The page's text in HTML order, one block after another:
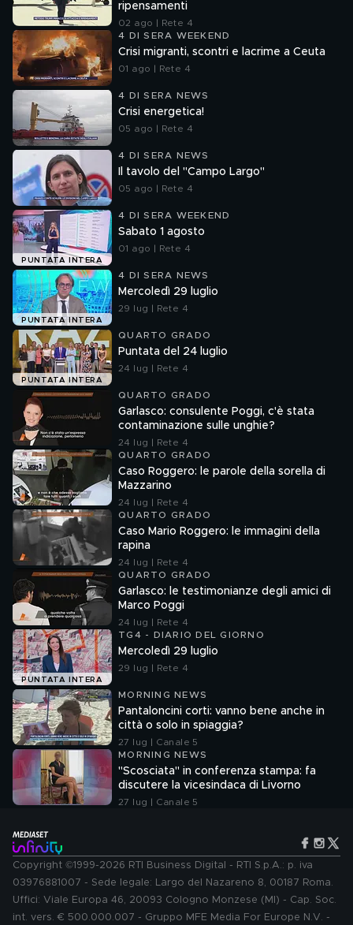
ripensamenti
02 ago | Rete 4
4 DI SERA WEEKEND
Crisi migranti, scontri e lacrime a Ceuta
01 ago | Rete 4
4 DI SERA NEWS
Crisi energetica!
05 ago | Rete 4
4 DI SERA NEWS
Il tavolo del "Campo Largo"
05 ago | Rete 4
PUNTATA INTERA
4 DI SERA WEEKEND
Sabato 1 agosto
01 ago | Rete 4
PUNTATA INTERA
4 DI SERA NEWS
Mercoledì 29 luglio
29 lug | Rete 4
PUNTATA INTERA
QUARTO GRADO
Puntata del 24 luglio
24 lug | Rete 4
QUARTO GRADO
Garlasco: consulente Poggi, c'è stata
contaminazione sulle unghie?
24 lug | Rete 4
QUARTO GRADO
Caso Roggero: le parole della sorella di
Mazzarino
24 lug | Rete 4
QUARTO GRADO
Caso Mario Roggero: le immagini della
rapina
24 lug | Rete 4
QUARTO GRADO
Garlasco: le testimonianze degli amici di
Marco Poggi
24 lug | Rete 4
PUNTATA INTERA
TG4 - DIARIO DEL GIORNO
Mercoledì 29 luglio
29 lug | Rete 4
MORNING NEWS
Pantaloncini corti: vanno bene anche in
città o solo in spiaggia?
27 lug | Canale 5
MORNING NEWS
"Scosciata" in conferenza stampa: fa
discutere la vicesindaca di Livorno
27 lug | Canale 5
Copyright ©1999-2026 RTI Business Digital - RTI S.p.A.: p. iva
03976881007 - Sede legale: Largo del Nazareno 8, 00187 Roma.
Uffici: Viale Europa 46, 20093 Cologno Monzese (MI) - Cap. Soc.
int. vers. € 500.000.007 - Gruppo MFE Media For Europe N.V. -